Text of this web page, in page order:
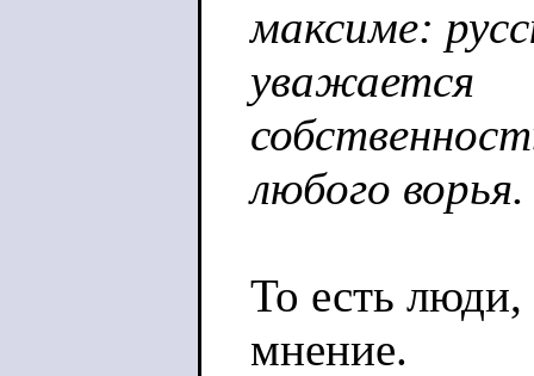
максиме:
уважается
любого ворья.
То есть
мнение.